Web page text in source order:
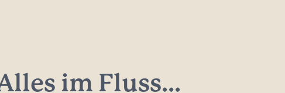
im Fluss...